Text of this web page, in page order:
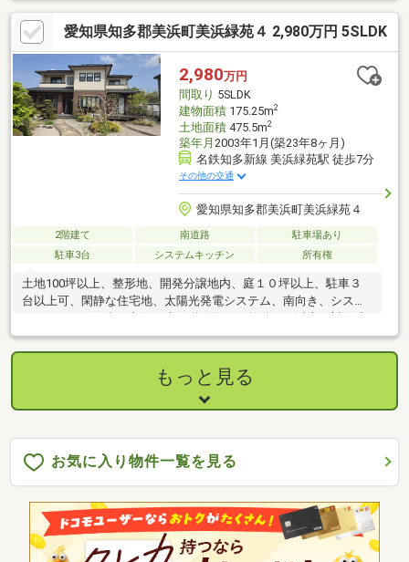
愛知県知多郡美浜町美浜緑苑４ 2,980万円 5SLDK
2,980万円
間取り 5SLDK
建物面積175.25m2
土地面積475.5m2
築年月 2003年1月(築23年8ヶ月)
名鉄知多新線 美浜緑苑駅 徒歩7分
その他の交通
愛知県知多郡美浜町美浜緑苑４
2階建て 南道路
駐車場あり
駐車3台
システムキッチン 所有権
土地100坪以上、整形地、開発分譲地内、庭１０坪以上、駐車３
台以上可、閑静な住宅地、太陽光発電システム、南向き、システ
キッチン、浴室１坪以上、２階建、南庭、緑豊かな住宅地、高台
に立地、平坦地
もっと見る
お気に入り物件一覧を見る